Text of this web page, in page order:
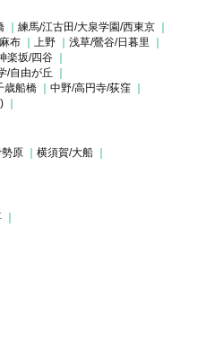
練馬/江古田/大泉学園/西東京
布 上野
浅草/鶯谷/日暮里
楽坂/四谷
/自由が丘
歳船橋
中野/高円寺/荻窪
原
横須賀/大船